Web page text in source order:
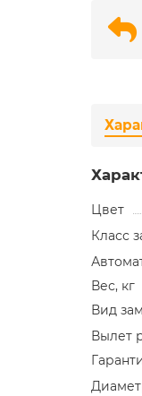
Цвет
Класс
Вес, кг
Вид
Вылет